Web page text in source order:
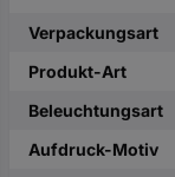
Verpackungsart
Produkt-Art
Beleuchtungsart
Aufdruck-Motiv